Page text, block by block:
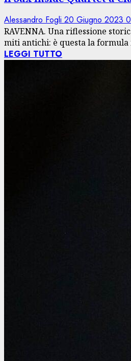
Alessandro Fogli 20 Giugno 2023 0
RAVENNA. Una riflessione
miti antichi: è questa la formula
LEGGI TUTTO